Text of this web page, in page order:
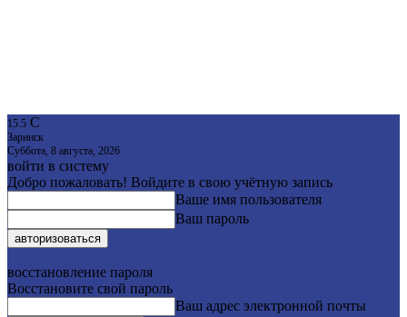
15.5 C
Заринск
Суббота, 8 августа, 2026
войти в систему
Добро пожаловать! Войдите в свою учётную запись
Ваше имя пользователя
Ваш пароль
восстановление пароля
Восстановите свой пароль
Ваш адрес электронной почты